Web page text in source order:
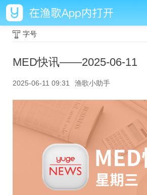
字号
MED快讯——2025-06-11
2025-06-11 09:31 渔歌小助手